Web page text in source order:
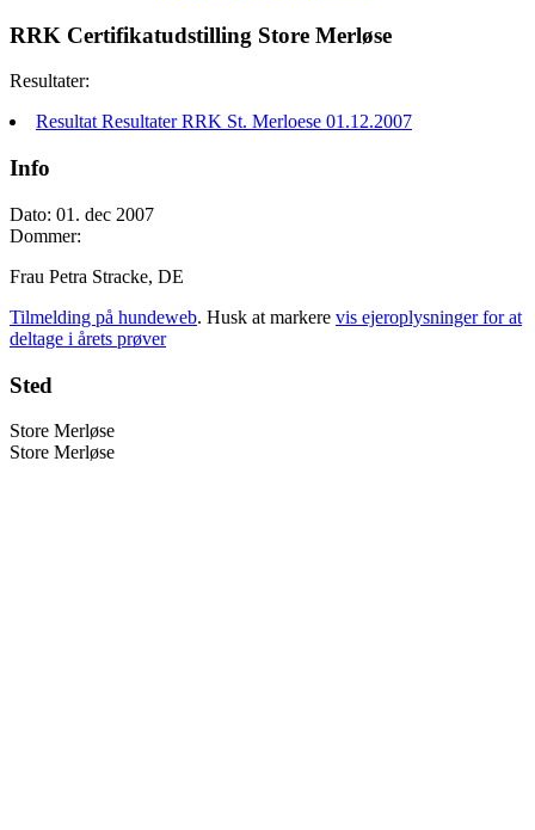
RRK Certifikatudstilling Store Merløse
Resultater:
Resultat Resultater RRK St. Merloese 01.12.2007
Info
Dato: 01. dec 2007
Dommer:
Frau Petra Stracke, DE
Tilmelding på hundeweb. Husk at markere vis ejeroplysninger for at
deltage i årets prøver
Sted
Store Merløse
Store Merløse